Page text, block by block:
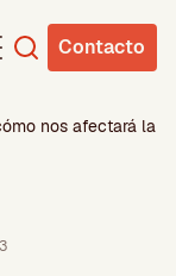
Contacto
nos afectará la